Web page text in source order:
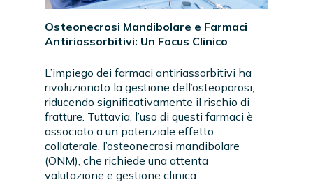
Osteonecrosi Mandibolare e Farmaci
Antiriassorbitivi: Un Focus Clinico
L’impiego dei farmaci antiriassorbitivi ha
rivoluzionato la gestione dell’osteoporosi,
riducendo significativamente il rischio di
fratture. Tuttavia, l’uso di questi farmaci è
associato a un potenziale effetto
collaterale, l’osteonecrosi mandibolare
(ONM), che richiede una attenta
valutazione e gestione clinica.